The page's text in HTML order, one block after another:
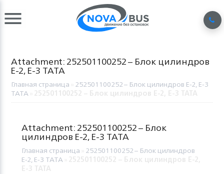
Attachment: 252501100252 – Блок цилиндров
Е-2, Е-3 TATA
Главная страница 252501100252 – Блок цилиндров Е-2, Е-3
TATA
Attachment: 252501100252 – Блок
цилиндров Е-2, Е-3 TATA
Главная страница 252501100252 – Блок цилиндров
Е-2, Е-3 TATA»